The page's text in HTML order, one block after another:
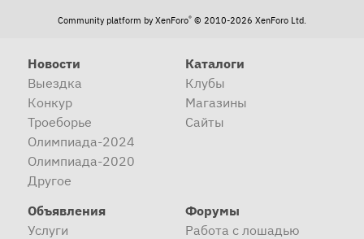
Community platform by XenForo® © 2010-2026 XenForo Ltd.
Новости
Выездка
Конкур
Троеборье
Олимпиада-2024
Олимпиада-2020
Другое
Каталоги
Клубы
Магазины
Сайты
Объявления
Услуги
Форумы
Работа с лошадью